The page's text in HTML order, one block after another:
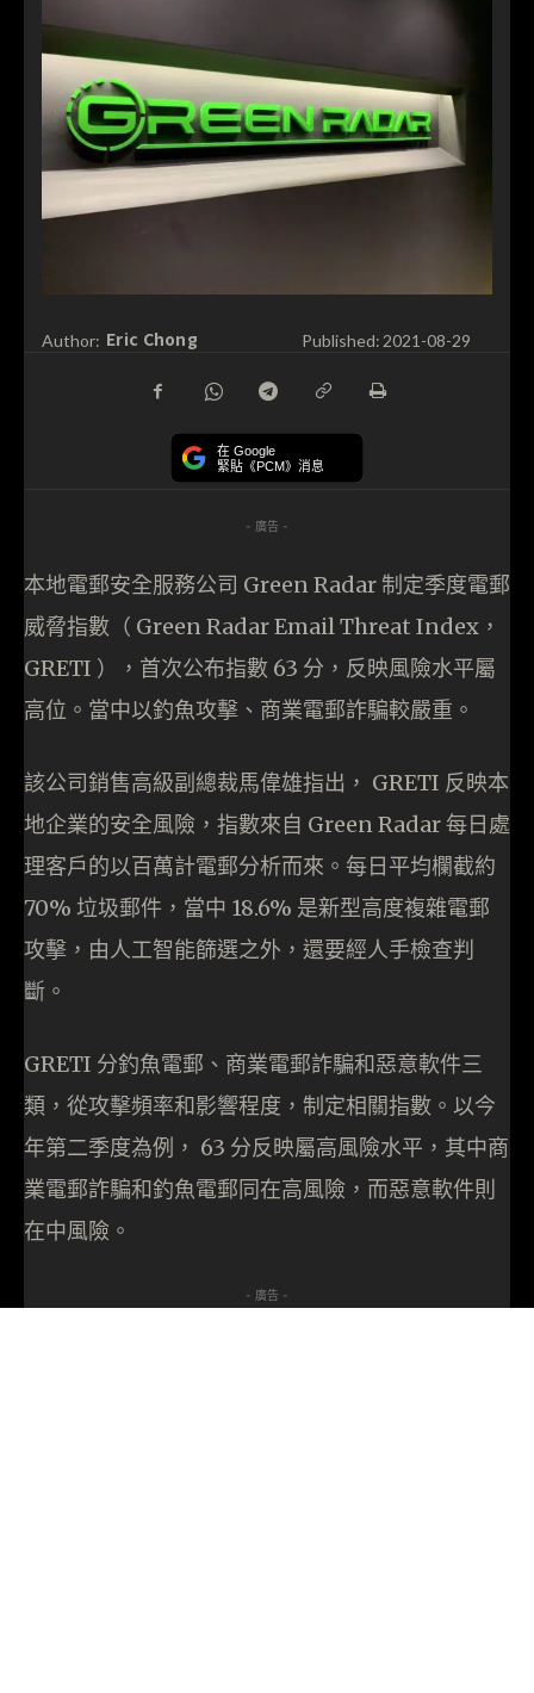
Author: Eric Chong Published: 2021-08-29
在 Google
緊貼《PCM》消息
- 廣告 -
本地電郵安全服務公司 Green Radar 制定季度電郵
威脅指數（ Green Radar Email Threat Index，
GRETI ），首次公布指數 63 分，反映風險水平屬
高位。當中以釣魚攻擊、商業電郵詐騙較嚴重。
該公司銷售高級副總裁馬偉雄指出， GRETI 反映本
地企業的安全風險，指數來自 Green Radar 每日處
理客戶的以百萬計電郵分析而來。每日平均欄截約
70% 垃圾郵件，當中 18.6% 是新型高度複雜電郵
攻擊，由人工智能篩選之外，還要經人手檢查判
斷。
GRETI 分釣魚電郵、商業電郵詐騙和惡意軟件三
類，從攻擊頻率和影響程度，制定相關指數。以今
年第二季度為例， 63 分反映屬高風險水平，其中商
業電郵詐騙和釣魚電郵同在高風險，而惡意軟件則
在中風險。
- 廣告 -